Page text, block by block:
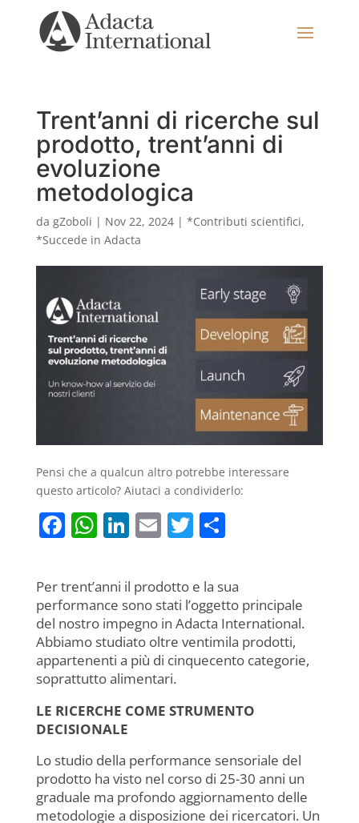
Trent’anni di ricerche sul
prodotto, trent’anni di
evoluzione
metodologica
da gZoboli | Nov 22, 2024| *Contributi scientifici,
*Succede in Adacta
Pensi che a qualcun altro potrebbe interessare
questo articolo? Aiutaci a condividerlo:
F
c
e
b
o
o
k
W
at
s
A
p
p
Li
k
e
dI
n
E
ai
l
T
itt
er
C
n
di
vi
di
Per trent’anni il prodotto e la sua
performance sono stati l’oggetto principale
del nostro impegno in Adacta International.
Abbiamo studiato oltre ventimila prodotti,
appartenenti a più di cinquecento categorie,
soprattutto alimentari.
LE RICERCHE COME STRUMENTO
DECISIONALE
Lo studio della performance sensoriale del
prodotto ha visto nel corso di 25-30 anni un
graduale ma profondo aggiornamento delle
metodologie a disposizione dei ricercatori. Un